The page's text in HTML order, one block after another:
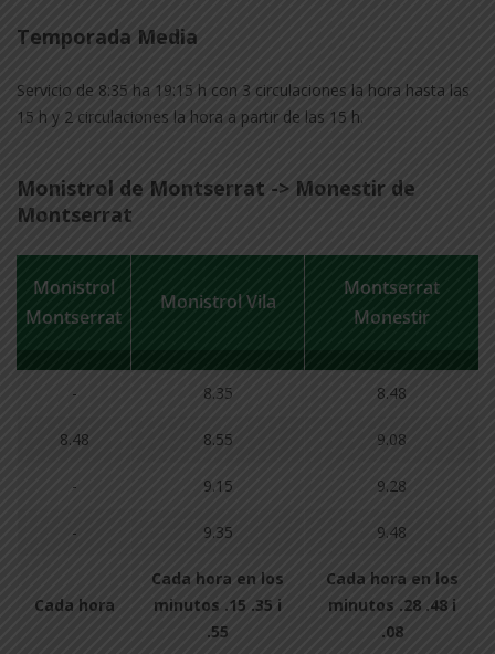
Temporada Media
Servicio de 8:35 ha 19:15 h con 3 circulaciones la hora hasta las
15 h y 2 circulaciones la hora a partir de las 15 h.
Monistrol de Montserrat -> Monestir de
Montserrat
Monistrol
Montserrat
Monistrol Vila
Montserrat
Monestir
- 8.35 8.48
8.48 8.55 9.08
- 9.15 9.28
- 9.35 9.48
Cada hora
Cada hora en los
minutos .15 .35 i
.55
Cada hora en los
minutos .28 .48 i
.08